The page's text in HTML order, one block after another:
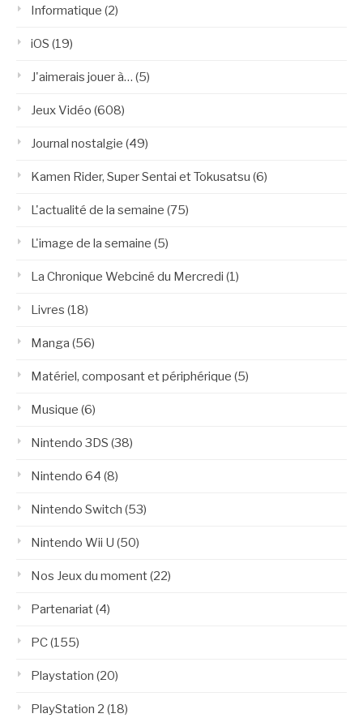
Informatique (2)
iOS (19)
J'aimerais jouer à… (5)
Jeux Vidéo (608)
Journal nostalgie (49)
Kamen Rider, Super Sentai et Tokusatsu (6)
L'actualité de la semaine (75)
L'image de la semaine (5)
La Chronique Webciné du Mercredi (1)
Livres (18)
Manga (56)
Matériel, composant et périphérique (5)
Musique (6)
Nintendo 3DS (38)
Nintendo 64 (8)
Nintendo Switch (53)
Nintendo Wii U (50)
Nos Jeux du moment(22)
Partenariat(4)
PC(155)
Playstation (20)
PlayStation 2 (18)